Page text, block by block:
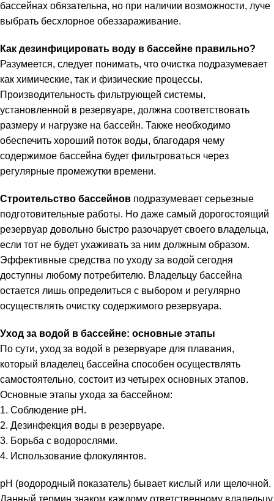
бассейнах обязательна, но при наличии возможности, луче
выбрать бесхлорное обеззараживание.
Как дезинфицировать воду в бассейне правильно?
Разумеется, следует понимать, что очистка подразумевает
как химические, так и физические процессы.
Производительность фильтрующей системы,
установленной в резервуаре, должна соответствовать
размеру и нагрузке на бассейн. Также необходимо
обеспечить хороший поток воды, благодаря чему
содержимое бассейна будет фильтроваться через
регулярные промежутки времени.
Строительство бассейнов подразумевает серьезные
подготовительные работы. Но даже самый дорогостоящий
резервуар довольно быстро разочарует своего владельца,
если тот не будет ухаживать за ним должным образом.
Эффективные средства по уходу за водой сегодня
доступны любому потребителю. Владельцу бассейна
остается лишь определиться с выбором и регулярно
осуществлять очистку содержимого резервуара.
Уход за водой в бассейне: основные этапы
По сути, уход за водой в резервуаре для плавания,
который владелец бассейна способен осуществлять
самостоятельно, состоит из четырех основных этапов.
Основные этапы ухода за бассейном:
1. Соблюдение рН.
2. Дезинфекция воды в резервуаре.
3. Борьба с водорослями.
4. Использование флокулянтов.
рН (водородный показатель) бывает кислый или щелочной.
Данный термин знаком каждому ответственному владельцу